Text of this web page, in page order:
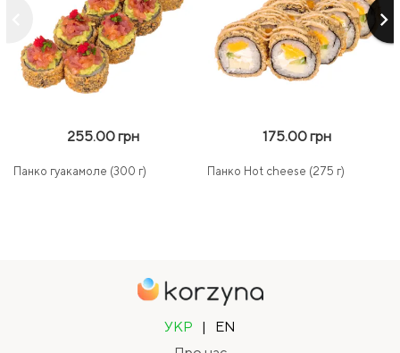
keyboard_arrow_right
255.00 грн
Панко гуакамоле (300 г)
175.00 грн
Панко Hot cheese (275 г)
УКР |
EN